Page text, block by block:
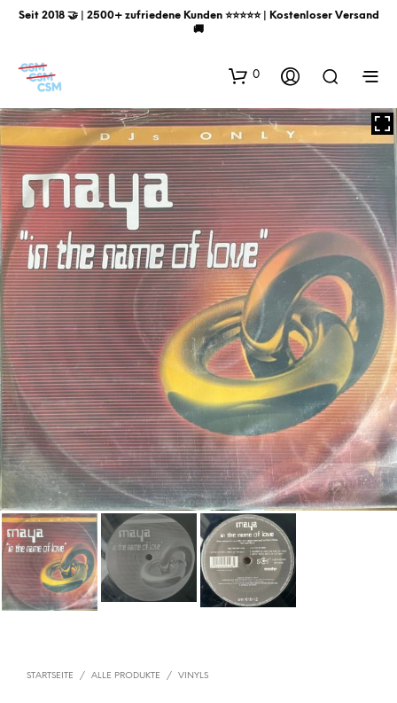
Seit 2018 🤝 | 2500+ zufriedene Kunden ⭐️⭐️⭐️⭐️⭐️ | Kostenloser Versand
🚚
0
STARTSEITE / ALLE PRODUKTE / VINYLS